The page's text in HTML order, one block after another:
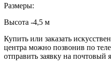
Размеры:
Высота -4,5 м
Купить или заказать
центра можно позвонив по
отправить заявку на